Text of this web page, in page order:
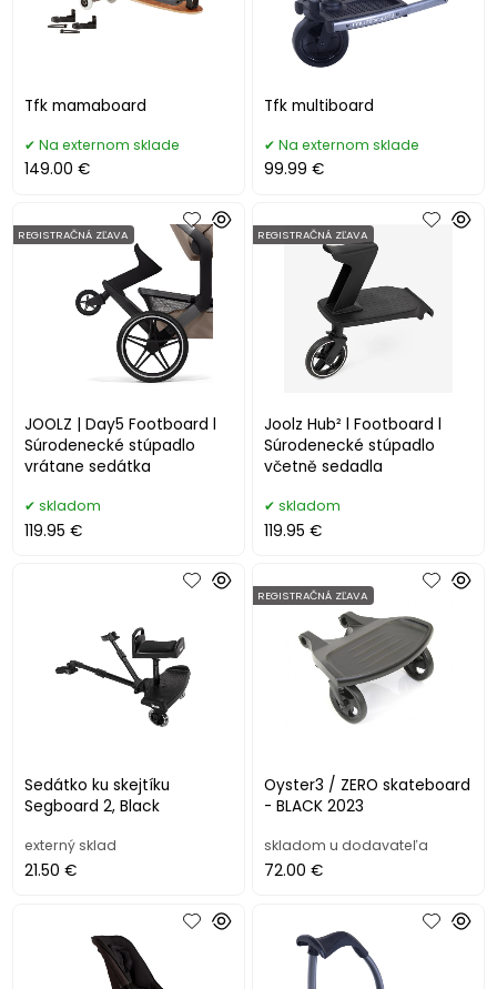
Tfk mamaboard
Na externom sklade
149.00 €
Tfk multiboard
Na externom sklade
99.99 €
JOOLZ | Day5 Footboard l
Súrodenecké stúpadlo
vrátane sedátka
REGISTRAČNÁ ZĽAVA
skladom
119.95 €
Joolz Hub² l Footboard l
Súrodenecké stúpadlo
včetně sedadla
REGISTRAČNÁ ZĽAVA
skladom
119.95 €
Sedátko ku skejtíku
Segboard 2, Black
externý sklad
21.50 €
Oyster3 / ZERO skateboard
- BLACK 2023
REGISTRAČNÁ ZĽAVA
skladom u dodavateľa
72.00 €